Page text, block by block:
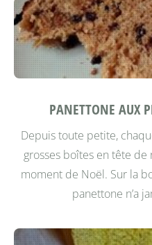
PANETTONE AUX
Depuis toute petite,
grosses boîtes en tête de
moment de Noël. Sur la
panettone n’a